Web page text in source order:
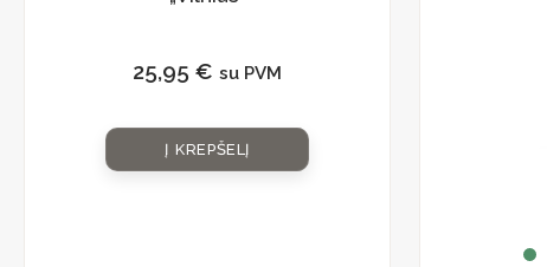
25,95 € su PVM
Į KREPŠELĮ